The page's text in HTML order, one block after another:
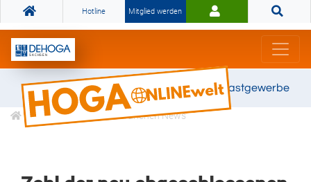
Hotline Mitglied werden
Gemeinsam stark für das Gastgewerbe
Informationen Branchen News